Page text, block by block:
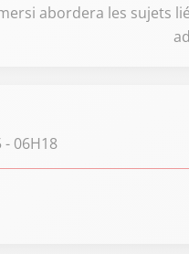
abordera les sujets
- 06H18